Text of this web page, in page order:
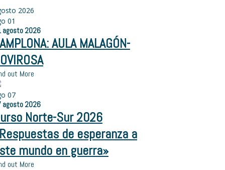
2026
01
agosto 2026
AULA MALAGÓN-
out More
07
agosto 2026
Norte-Sur 2026
de esperanza a
mundo en guerra»
out More